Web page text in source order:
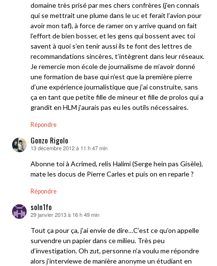
domaine très prisé par mes chers confrères (j’en connais
qui se mettrait une plume dans le uc et ferait l’avion pour
avoir mon taf), à force de ramer on y arrive quand on fait
l’effort de bien bosser, et les gens qui bossent avec toi
savent à quoi s’en tenir aussi ils te font des lettres de
recommandations sincères, t’intègrent dans leur réseaux.
Je remercie mon école de journalisme de m’avoir donné
une formation de base qui n’est que la première pierre
d’une expérience journalistique que j’ai construite, sans
ça en tant que petite fille de mineur et fille de prolos qui a
grandit en HLM j’aurais pas eu les outils nécessaires.
Répondre
Gonzo Rigolo
dit :
13 décembre 2012 à 11 h 47 min
Abonne toi à Acrimed, relis Halimi (Serge hein pas Gisèle),
mate les docus de Pierre Carles et puis on en reparle ?
Répondre
soln1fo
dit :
29 janvier 2013 à 16 h 49 min
Tout ça pour ça, j’ai envie de dire…C’est ce qu’on appelle
survendre un papier dans ce milieu. Très peu
d’investigation. Oh zut, personne n’a voulu me répondre
alors j’interviewe de manière anonyme un étudiant en